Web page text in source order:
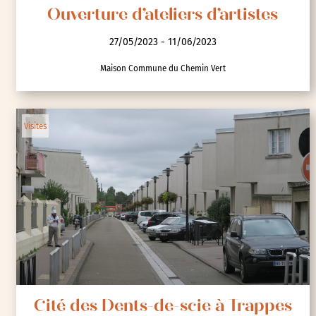
Ouverture d’ateliers d’artistes
27/05/2023 - 11/06/2023
Maison Commune du Chemin Vert
Visites
Cité des Dents-de-scie à Trappes